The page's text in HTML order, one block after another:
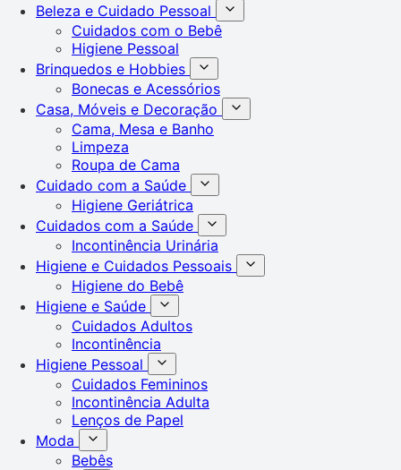
Beleza e Cuidado Pessoal
Cuidados com o Bebê
Higiene Pessoal
Brinquedos e Hobbies
Bonecas e Acessórios
Casa, Móveis e Decoração
Cama, Mesa e Banho
Limpeza
Roupa de Cama
Cuidado com a Saúde
Higiene Geriátrica
Cuidados com a Saúde
Incontinência Urinária
Higiene e Cuidados Pessoais
Higiene do Bebê
Higiene e Saúde
Cuidados Adultos
Incontinência
Higiene Pessoal
Cuidados Femininos
Incontinência Adulta
Lenços de Papel
Moda
Bebês